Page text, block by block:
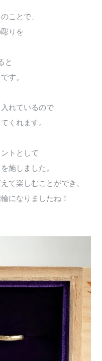
ことで、
りを
と
す。
れているので
くれます。
トとして
施しました。
て楽しむことができ、
になりましたね！